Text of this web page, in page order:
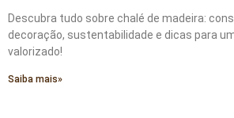
Descubra tudo sobre chalé de madeira:
decoração, sustentabilidade e dicas para
valorizado!
Saiba mais»